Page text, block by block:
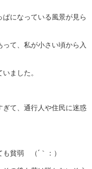
になっている風景が見ら
て、私が小さい頃から入
ました。
ぎて、通行人や住民に迷惑
貧弱 （´｀：）